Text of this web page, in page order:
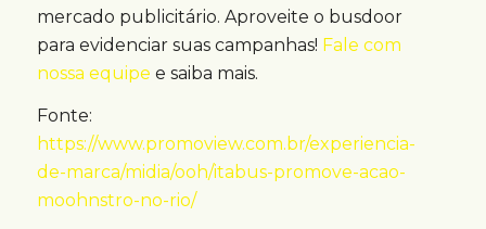
mercado publicitário. Aproveite o busdoor
para evidenciar suas campanhas! Fale com
nossa equipe e saiba mais.
Fonte:
https://www.promoview.com.br/experiencia-
de-marca/midia/ooh/itabus-promove-acao-
moohnstro-no-rio/